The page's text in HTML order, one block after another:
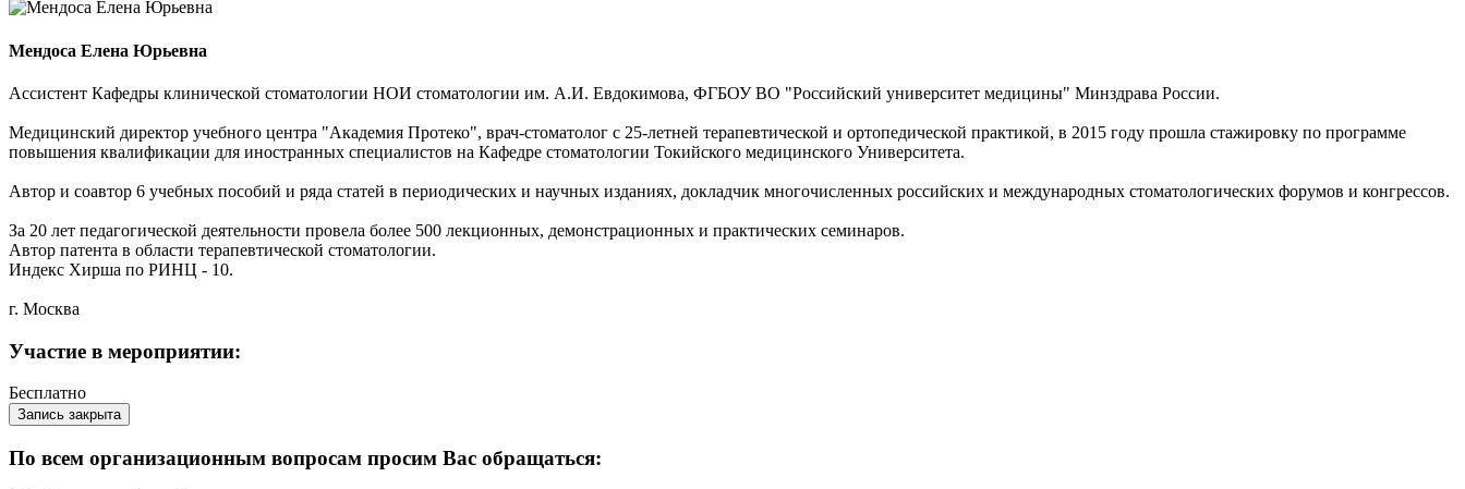
Мендоса Елена Юрьевна
Ассистент Кафедры клинической стоматологии НОИ стоматологии им. А.И. Евдокимова, ФГБОУ ВО "Российский университет медицины" Минздрава России.
Медицинский директор учебного центра "Академия Протеко", врач-стоматолог с 25-летней терапевтической и ортопедической практикой, в 2015 году прошла стажировку по программе
повышения квалификации для иностранных специалистов на Кафедре стоматологии Токийского медицинского Университета.
Автор и соавтор 6 учебных пособий и ряда статей в периодических и научных изданиях, докладчик многочисленных российских и международных стоматологических форумов и конгрессов.
За 20 лет педагогической деятельности провела более 500 лекционных, демонстрационных и практических семинаров.
Автор патента в области терапевтической стоматологии.
Индекс Хирша по РИНЦ - 10.
г. Москва
Участие в мероприятии:
Бесплатно
Запись закрыта
По всем организационным вопросам просим Вас обращаться: